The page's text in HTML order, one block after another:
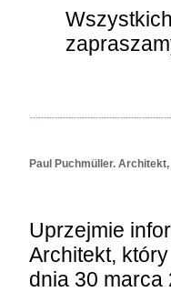
Paul Puchmüller.
Uprzejmie
Architekt, który
dnia 30 marca